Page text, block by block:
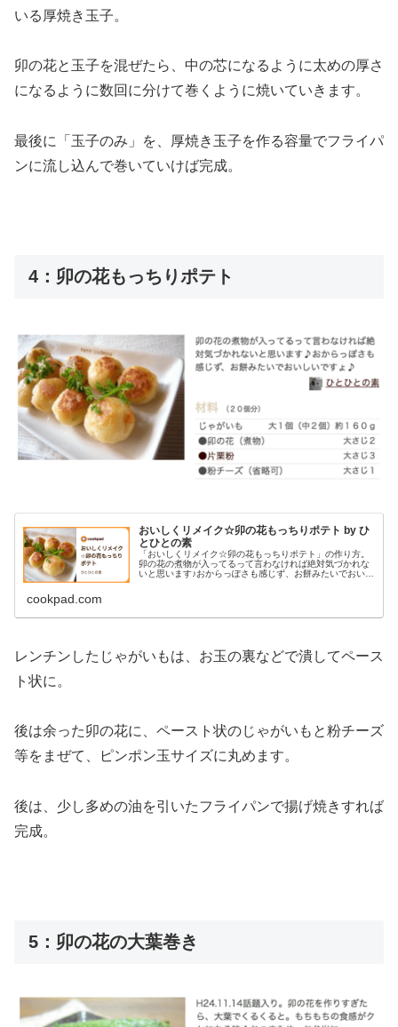
いる厚焼き玉子。
卯の花と玉子を混ぜたら、中の芯になるように太めの厚さ
になるように数回に分けて巻くように焼いていきます。
最後に「玉子のみ」を、厚焼き玉子を作る容量でフライパ
ンに流し込んで巻いていけば完成。
4：卯の花もっちりポテト
おいしくリメイク☆卯の花もっちりポテト by ひ
とひとの素
「おいしくリメイク☆卯の花もっちりポテト」の作り方。
卯の花の煮物が入ってるって言わなければ絶対気づかれな
いと思います♪おからっぽさも感じず、お餅みたいでおいし
cookpad.com
レンチンしたじゃがいもは、お玉の裏などで潰してペース
ト状に。
後は余った卯の花に、ペースト状のじゃがいもと粉チーズ
等をまぜて、ピンポン玉サイズに丸めます。
後は、少し多めの油を引いたフライパンで揚げ焼きすれば
完成。
5：卯の花の大葉巻き